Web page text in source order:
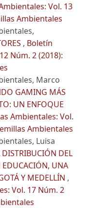
Vol. 13
Ambientales
, Boletín
Núm. 2 (2018):
Marco
GAMING MÁS
UN ENFOQUE
Ambientales: Vol.
Ambientales
Luisa
DISTRIBUCIÓN DEL
EDUCACIÓN, UNA
Y MEDELLÍN ,
Vol. 17 Núm. 2